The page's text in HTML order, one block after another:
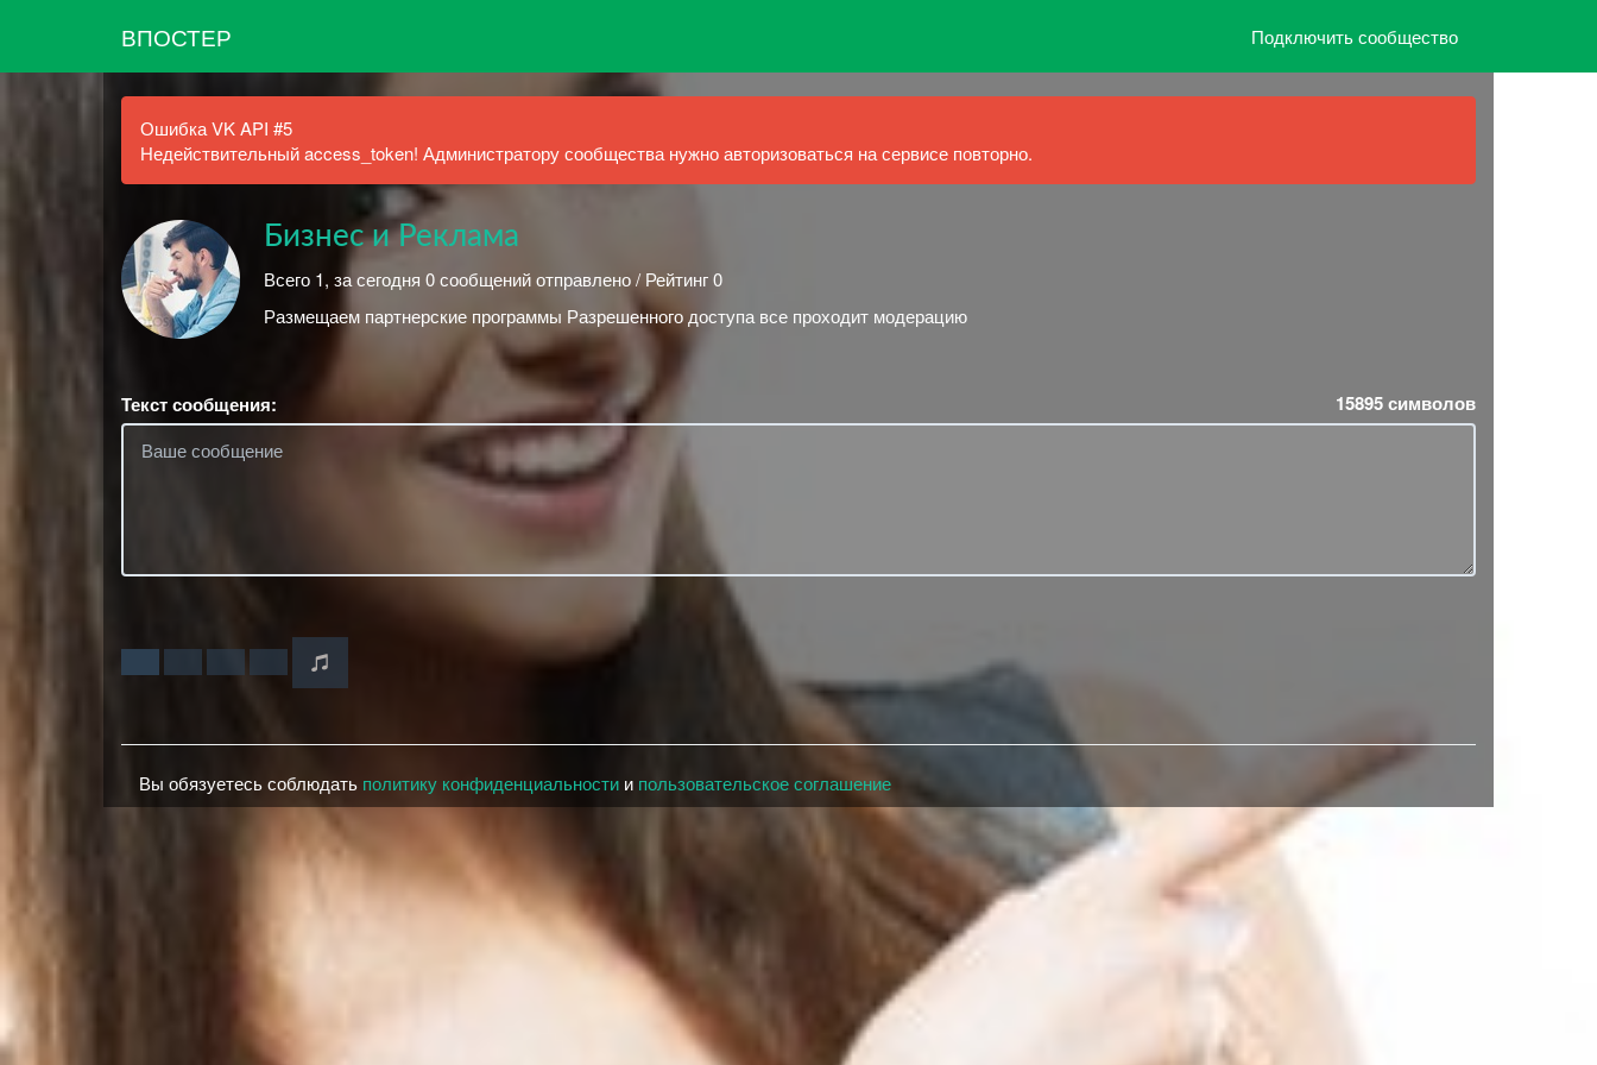
ВПОСТЕР Подключить сообщество
Ошибка VK API #5
Недействительный access_token! Администратору сообщества нужно авторизоваться на сервисе повторно.
Бизнес и Реклама
Всего 1, за сегодня 0 сообщений отправлено / Рейтинг 0
Размещаем партнерские программы Разрешенного доступа все проходит модерацию
Текст сообщения: 15895символов
Вы обязуетесь соблюдать политику конфиденциальности и пользовательское соглашение